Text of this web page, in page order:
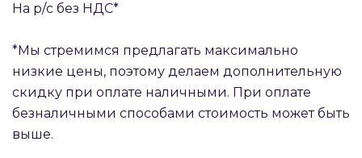
На р/с без НДС*
*Мы стремимся предлагать максимально
низкие цены, поэтому делаем дополнительную
скидку при оплате наличными. При оплате
безналичными способами стоимость может быть
выше.